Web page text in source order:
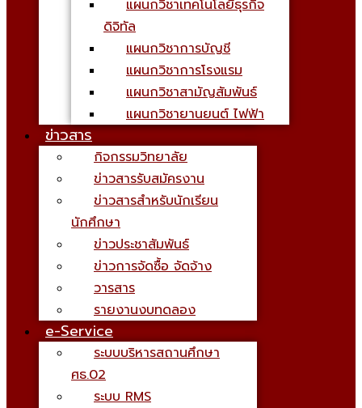
แผนกวิชาเทคโนโลยีธุรกิจ
ดิจิทัล
แผนกวิชาการบัญชี
แผนกวิชาการโรงแรม
แผนกวิชาสามัญสัมพันธ์
แผนกวิชายานยนต์ ไฟฟ้า
ข่าวสาร
กิจกรรมวิทยาลัย
ข่าวสารรับสมัครงาน
ข่าวสารสำหรับนักเรียน
นักศึกษา
ข่าวประชาสัมพันธ์
ข่าวการจัดซื้อ จัดจ้าง
วารสาร
รายงานงบทดลอง
e-Service
ระบบบริหารสถานศึกษา
ศธ.02
ระบบ RMS